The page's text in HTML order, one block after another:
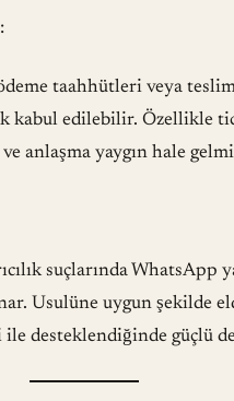
:
taahhütleri veya
kabul edilebilir. Özellikle
anlaşma yaygın hale
suçlarında WhatsApp
Usulüne uygun şekilde
ile desteklendiğinde güçlü